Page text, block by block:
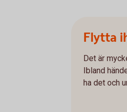
Flytta
Det är
Ibland
ha det och